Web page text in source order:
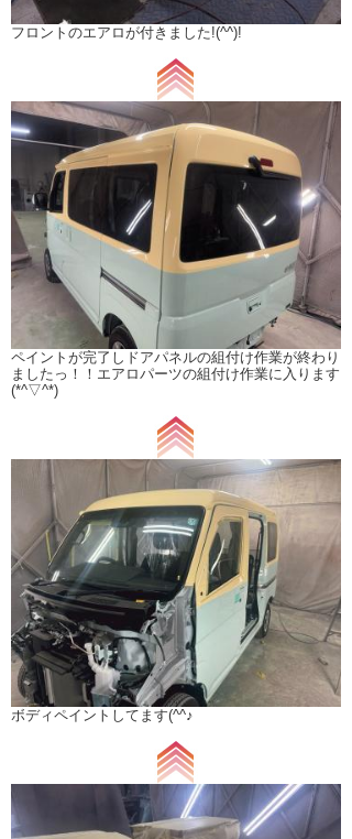
フロントのエアロが付きました!(^^)!
ペイントが完了しドアパネルの組付け作業が終わり
ましたっ！！エアロパーツの組付け作業に入ります
(*^▽^*)
ボディペイントしてます(^^♪